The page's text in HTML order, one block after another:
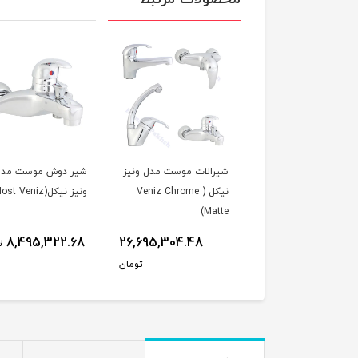
شیرالات موست مدل ونیز
نیکل ( Veniz Chrome
Matte)
26,695,304.48
تومان
شیر دوش موست
ونیز نیکل(Most Veniz)
8,495,322.68